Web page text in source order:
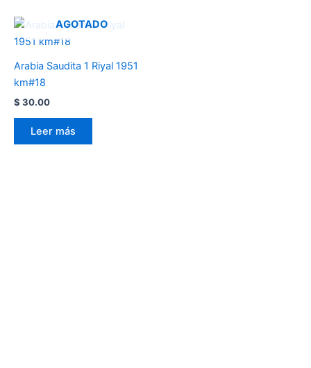
AGOTADO
Arabia Saudita 1 Riyal 1951
km#18
$ 30.00
Leer más